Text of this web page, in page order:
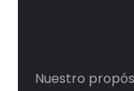
Nuestro